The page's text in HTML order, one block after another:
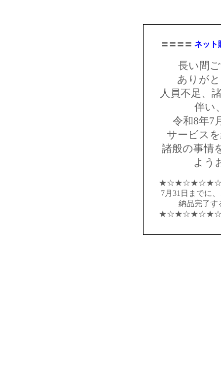
〓〓〓〓 ネット
長い間
ありが
人員不足、
伴い
令和8年7
サービス
諸般の事情
よう
7月31日までに
納品完了す